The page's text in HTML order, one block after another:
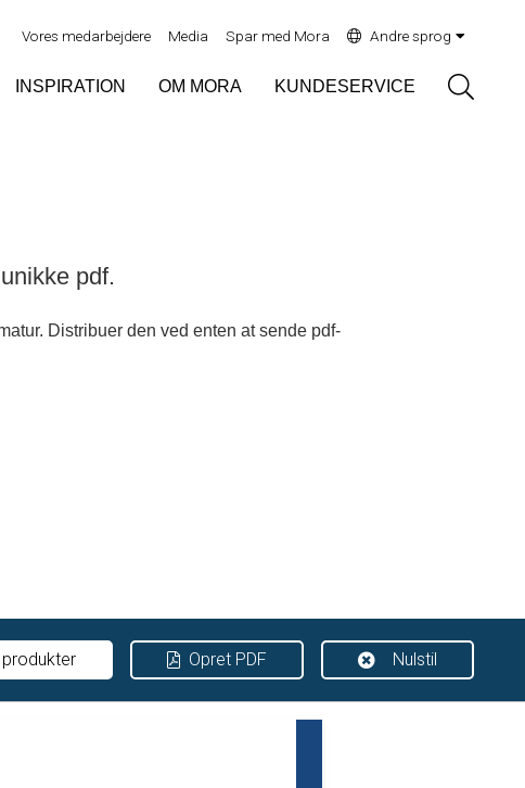
Vores medarbejdere Media Spar med Mora Andre sprog
INSPIRATION OM MORA KUNDESERVICE
pdf.
Distribuer den ved enten at sende pdf-
Opret PDF Nulstil